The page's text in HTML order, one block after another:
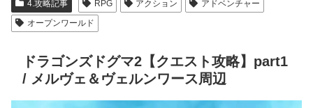
4.攻略記事 RPG アクション
アドベンチャー
オープンワールド
ドラゴンズドグマ2【クエスト攻略】part1
/ メルヴェ＆ヴェルンワース周辺